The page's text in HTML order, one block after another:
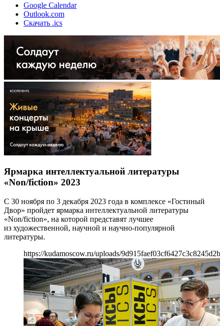
Google Calendar
Outlook.com
Скачать .ics
Ярмарка интеллектуальной литературы
«Non/fiction» 2023
С 30 ноября по 3 декабря 2023 года в комплексе «Гостиный
Двор» пройдет ярмарка интеллектуальной литературы
«Non/fiction», на которой представят лучшее
из художественной, научной и научно-популярной
литературы.
https://kudamoscow.ru/uploads/